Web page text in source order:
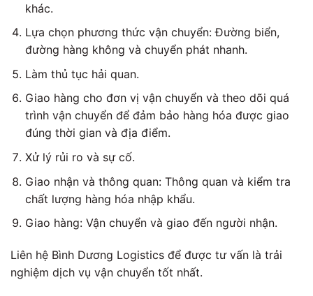
khác.
Lựa chọn phương thức vận chuyển: Đường biển,
đường hàng không và chuyển phát nhanh.
Làm thủ tục hải quan.
Giao hàng cho đơn vị vận chuyển và theo dõi quá
trình vận chuyển để đảm bảo hàng hóa được giao
đúng thời gian và địa điểm.
Xử lý rủi ro và sự cố.
Giao nhận và thông quan: Thông quan và kiểm tra
chất lượng hàng hóa nhập khẩu.
Giao hàng: Vận chuyển và giao đến người nhận.
Liên hệ Bình Dương Logistics để được tư vấn là trải
nghiệm dịch vụ vận chuyển tốt nhất.